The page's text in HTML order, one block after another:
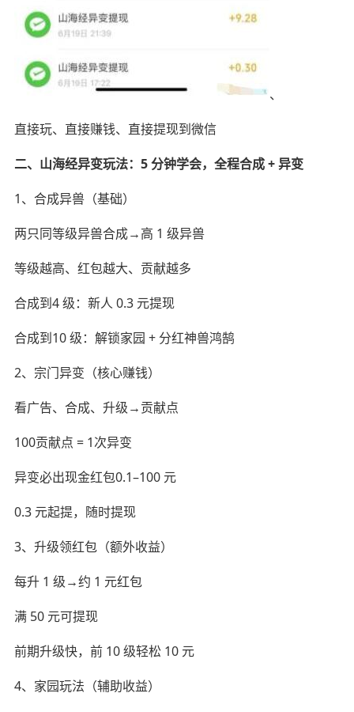
、
直接玩、直接赚钱、直接提现到微信
二、山海经异变玩法：5 分钟学会，全程合成 + 异变
1、合成异兽（基础）
两只同等级异兽合成→高 1 级异兽
等级越高、红包越大、贡献越多
合成到4 级：新人 0.3 元提现
合成到10 级：解锁家园 + 分红神兽鸿鹄
2、宗门异变（核心赚钱）
看广告、合成、升级→贡献点
100贡献点 = 1次异变
异变必出现金红包0.1–100 元
0.3 元起提，随时提现
3、升级领红包（额外收益）
每升 1 级→约 1 元红包
满 50 元可提现
前期升级快，前 10 级轻松 10 元
4、家园玩法（辅助收益）